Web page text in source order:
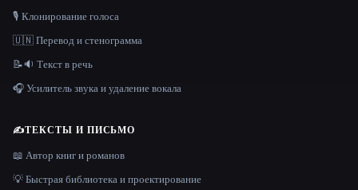
🎙️ Клонирование голоса
🇺🇳 Перевод и стенограмма
📝🔉 Текст в речь
🎧 Усилитель звука и удаление вокала
✍️ТЕКСТЫ И ПИСЬМО
📖 Автор книг и романов
💡 Быстрая библиотека и проектирование